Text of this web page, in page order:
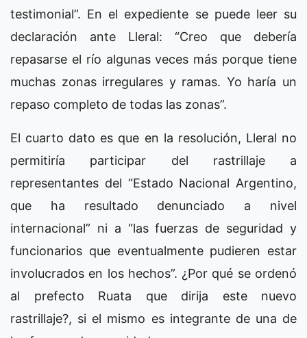
testimonial”. En el expediente se puede leer su
declaración ante Lleral: “Creo que debería
repasarse el río algunas veces más porque tiene
muchas zonas irregulares y ramas. Yo haría un
repaso completo de todas las zonas”.
El cuarto dato es que en la resolución, Lleral no
permitiría participar del rastrillaje a
representantes del “Estado Nacional Argentino,
que ha resultado denunciado a nivel
internacional” ni a “las fuerzas de seguridad y
funcionarios que eventualmente pudieren estar
involucrados en los hechos”. ¿Por qué se ordenó
al prefecto Ruata que dirija este nuevo
rastrillaje?, si el mismo es integrante de una de